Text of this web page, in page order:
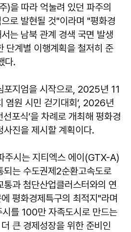
)을 따라 억눌려 있던 파주의
로 발현될 것"이라며 "평화경
는 남북 관계 경색 국면 발생
단계별 이행계획을 철저히 준
다.
포지엄을 시작으로, 2025년 11
염원 시민 걷기대회’, 2026년
선포식’을 차례로 개최해 평화경
진을 제시할 계획이다.
주시는 지티엑스 에이(GTX-A)
되는 수도권제2순환고속도로
과 첨단산업클러스터와의 연
평화경제특구의 최적지"라며
를 100만 자족도시로 만드는
큰 경제성장을 위한 준비인